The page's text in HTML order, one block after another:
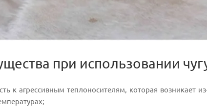
при использовании
к агрессивным теплоносителям, которая возникает